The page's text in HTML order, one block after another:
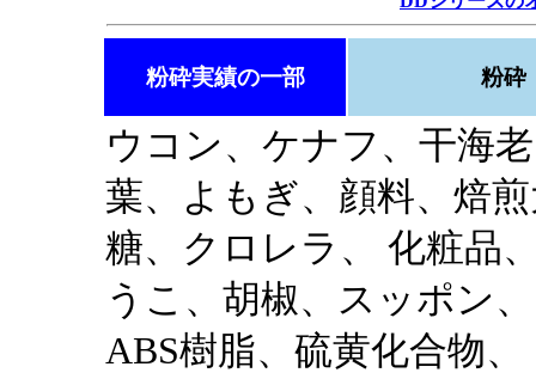
粉砕実績の一部 粉砕
ウコン、ケナフ、干海
葉、よもぎ、顔料、焙
糖、クロレラ、 化粧品
うこ、胡椒、スッポン
ABS樹脂、硫黄化合物